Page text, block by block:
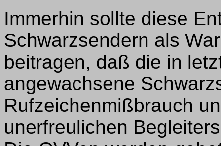
Immerhin sollte diese
Schwarzsendern als
beitragen, daß die in
angewachsene
Rufzeichenmißbrauch
unerfreulichen